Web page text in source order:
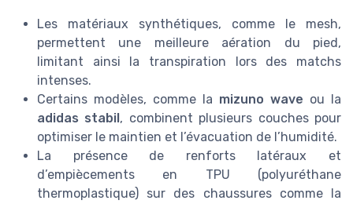
Les matériaux synthétiques, comme le mesh,
permettent une meilleure aération du pied,
limitant ainsi la transpiration lors des matchs
intenses.
Certains modèles, comme la mizuno wave ou la
adidas stabil , combinent plusieurs couches pour
optimiser le maintien et l’évacuation de l’humidité.
La présence de renforts latéraux et
d’empiècements en TPU (polyuréthane
thermoplastique) sur des chaussures comme la